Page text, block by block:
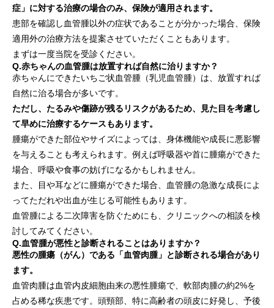
症」に対する治療の場合のみ、保険が適用されます。
患部を確認し血管腫以外の症状であることが分かった場合、保険
適用外の治療方法を提案させていただくこともあります。
まずは一度当院を受診ください。
Q.赤ちゃんの血管腫は放置すれば自然に治りますか？
赤ちゃんにできたいちご状血管腫（乳児血管腫）は、放置すれば
自然に治る場合が多いです。
ただし、たるみや傷跡が残るリスクがあるため、見た目を考慮し
て早めに治療するケースもあります。
腫瘍ができた部位やサイズによっては、身体機能や成長に悪影響
を与えることも考えられます。例えば呼吸器や首に腫瘍ができた
場合、呼吸や食事の妨げになるかもしれません。
また、目や耳などに腫瘍ができた場合、血管腫の急激な成長によ
ってただれや出血が生じる可能性もあります。
血管腫による二次障害を防ぐためにも、クリニックへの相談を検
討してみてください。
Q.血管腫が悪性と診断されることはありますか？
悪性の腫瘍（がん）である「血管肉腫」と診断される場合があり
ます。
血管肉腫は血管内皮細胞由来の悪性腫瘍で、軟部肉腫の約2%を
占める稀な疾患です。頭頸部、特に高齢者の頭皮に好発し、予後